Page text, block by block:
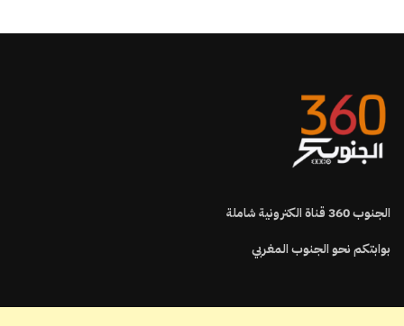
الجنوب360قناة الكترونية شاملة
بوابتكم نحو الجنوب المغربي